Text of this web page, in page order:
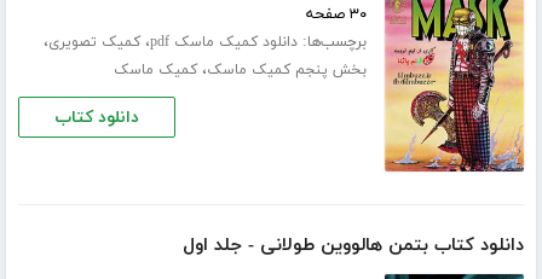
۳۰ صفحه
برچسب‌ها:دانلود کمیک ماسک pdf ،کمیک تصویری،
بخش پنجم کمیک ماسک،کمیک ماسک
دانلود کتاب
دانلود کتاب بتمن هالووین طولانی - جلد اول